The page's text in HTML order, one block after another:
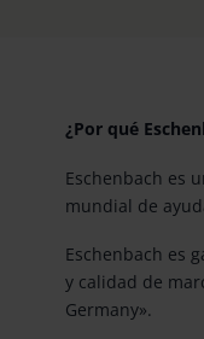
¿Por qué
Eschenbach es
mundial de
Eschenbach es
y calidad de
Germany».